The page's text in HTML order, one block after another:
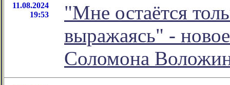
11.08.2024
19:53
"Мне остаётся
выражаясь" -
Соломона